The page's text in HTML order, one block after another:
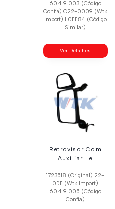
60.4.9.003 (Código
Confia) C22-0009 (Wtk
Import) L0111184 (Código
Similar)
Ver Detalhes
Retrovisor Com
Auxiliar Le
1723518 (Original) 22-
0011 (Wtk Import)
60.4.9.005 (Código
Confia)